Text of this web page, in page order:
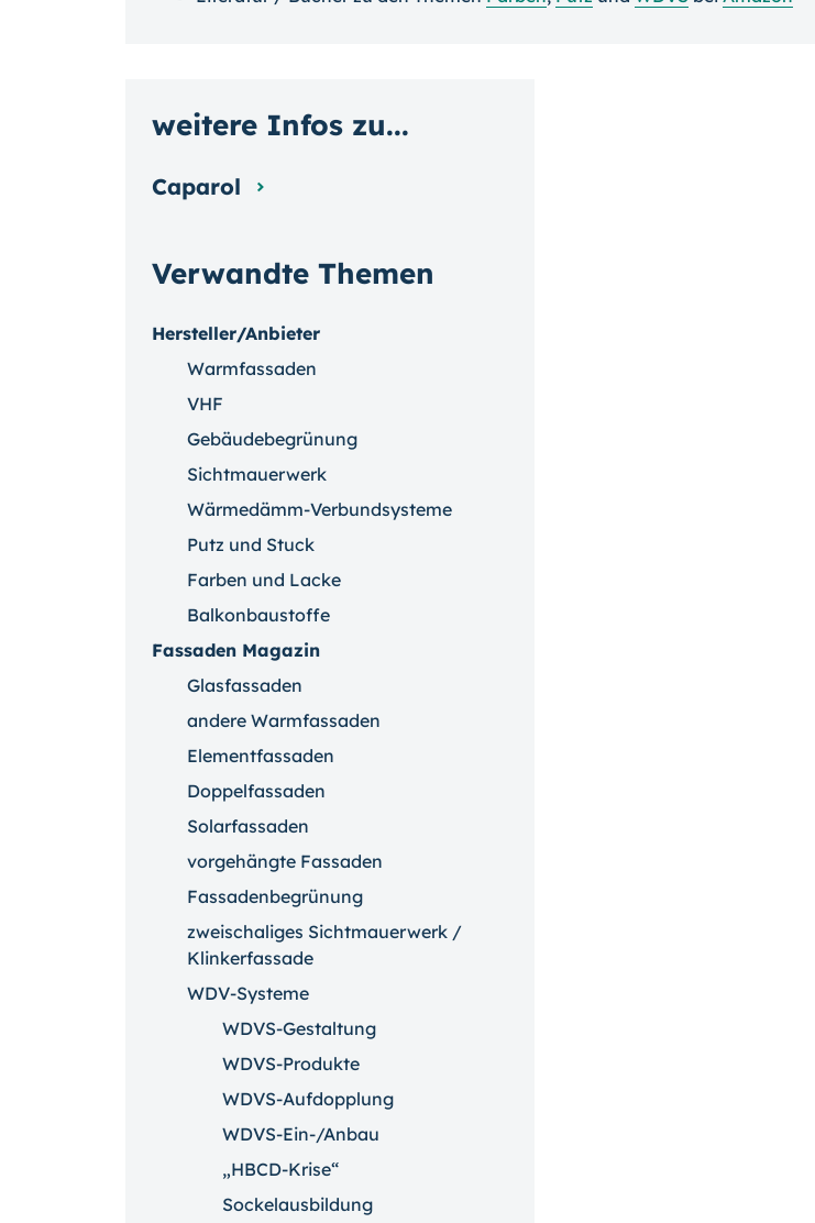
Verwandte Themen
Hersteller/Anbieter
Warmfassaden
VHF
Gebäudebegrünung
Sichtmauerwerk
Wärmedämm-Verbundsysteme
Putz und Stuck
Farben und Lacke
Balkonbaustoffe
Fassaden Magazin
Glasfassaden
andere Warmfassaden
Elementfassaden
Doppelfassaden
Solarfassaden
vorgehängte Fassaden
Fassadenbegrünung
zweischaliges Sichtmauerwerk /
Klinkerfassade
WDV-Systeme
WDVS-Gestaltung
WDVS-Produkte
WDVS-Aufdopplung
WDVS-Ein-/Anbau
„HBCD-Krise“
Sockelausbildung
weitere Infos zu...
Caparol